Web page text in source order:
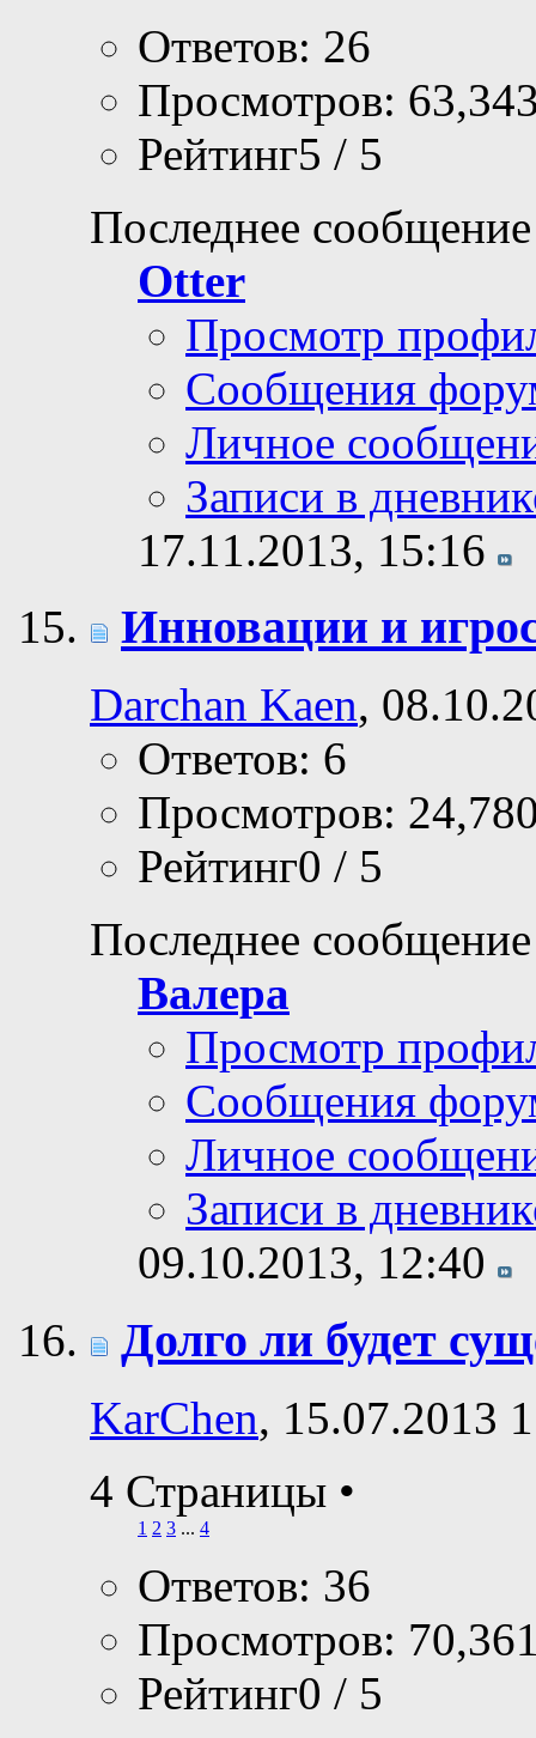
Ответов: 26
Просмотров:
Рейтинг5 / 5
Последнее
Otter
Просмотр
Сообщения
Личное
Записи в
17.11.2013, 15:16
Инновации и
Darchan Kaen,
Ответов: 6
Просмотров:
Рейтинг0 / 5
Последнее
Валера
Просмотр
Сообщения
Личное
Записи в
09.10.2013, 12:40
Долго ли будет
KarChen, 15.07.2013
4 Страницы •
1 2 3 ... 4
Ответов: 36
Просмотров:
Рейтинг0 / 5